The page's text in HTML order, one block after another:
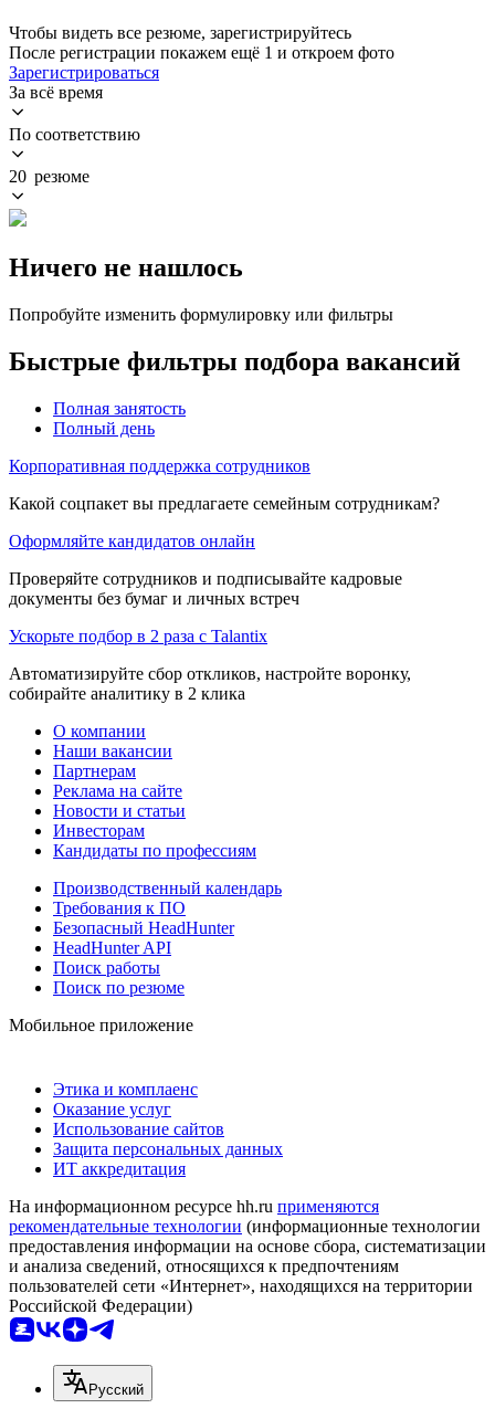
Чтобы видеть все резюме, зарегистрируйтесь
После регистрации покажем ещё 1 и откроем фото
Зарегистрироваться
За всё время
По соответствию
20 резюме
Ничего не нашлось
Попробуйте изменить формулировку или фильтры
Быстрые фильтры подбора вакансий
Полная занятость
Полный день
Корпоративная поддержка сотрудников
Какой соцпакет вы предлагаете семейным сотрудникам?
Оформляйте кандидатов онлайн
Проверяйте сотрудников и подписывайте кадровые
документы без бумаг и личных встреч
Ускорьте подбор в 2 раза с Talantix
Автоматизируйте сбор откликов, настройте воронку,
собирайте аналитику в 2 клика
О компании
Наши вакансии
Партнерам
Реклама на сайте
Новости и статьи
Инвесторам
Кандидаты по профессиям
Производственный календарь
Требования к ПО
Безопасный HeadHunter
HeadHunter API
Поиск работы
Поиск по резюме
Мобильное приложение
Этика и комплаенс
Оказание услуг
Использование сайтов
Защита персональных данных
ИТ аккредитация
На информационном ресурсе hh.ru применяются
рекомендательные технологии (информационные технологии
предоставления информации на основе сбора, систематизации
и анализа сведений, относящихся к предпочтениям
пользователей сети «Интернет», находящихся на территории
Российской Федерации)
Русский